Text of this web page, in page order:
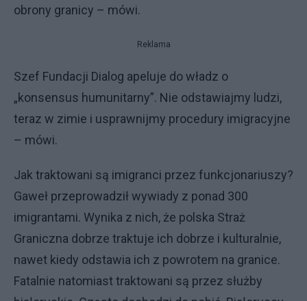
obrony granicy – mówi.
Reklama
Szef Fundacji Dialog apeluje do władz o
„konsensus humunitarny”. Nie odstawiajmy ludzi,
teraz w zimie i usprawnijmy procedury imigracyjne
– mówi.
Jak traktowani są imigranci przez funkcjonariuszy?
Gaweł przeprowadził wywiady z ponad 300
imigrantami. Wynika z nich, że polska Straż
Graniczna dobrze traktuje ich dobrze i kulturalnie,
nawet kiedy odstawia ich z powrotem na granice.
Fatalnie natomiast traktowani są przez służby